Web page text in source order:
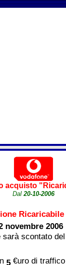
acquisto
Dal20-10-2006
Ricaricabile
novembre 2006
scontato
5 €uro di